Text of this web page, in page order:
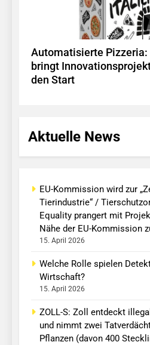
Automatisierte Pizzeria:
bringt
den Start
Aktuelle News
EU-Kommission wird zur
Tierindustrie“ /
Equality prangert mit
Nähe der EU-Kommission
15. April 2026
Welche Rolle spielen
Wirtschaft?
15. April 2026
ZOLL-S: Zoll entdeckt
und nimmt zwei
Pflanzen (davon 400